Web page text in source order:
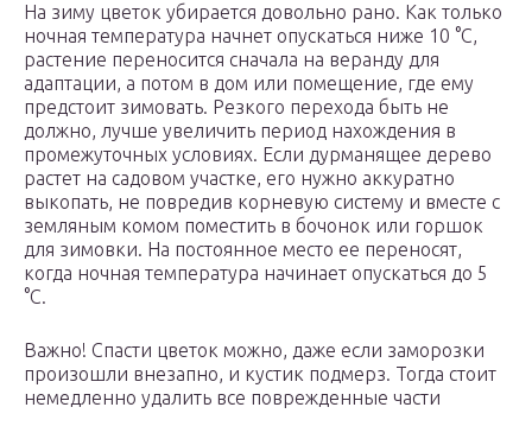
На зиму цветок убирается довольно рано. Как только
ночная температура начнет опускаться ниже 10 °С,
растение переносится сначала на веранду для
адаптации, а потом в дом или помещение, где ему
предстоит зимовать. Резкого перехода быть не
должно, лучше увеличить период нахождения в
промежуточных условиях. Если дурманящее дерево
растет на садовом участке, его нужно аккуратно
выкопать, не повредив корневую систему и вместе с
земляным комом поместить в бочонок или горшок
для зимовки. На постоянное место ее переносят,
когда ночная температура начинает опускаться до 5
°С.
Важно! Спасти цветок можно, даже если заморозки
произошли внезапно, и кустик подмерз. Тогда стоит
немедленно удалить все поврежденные части